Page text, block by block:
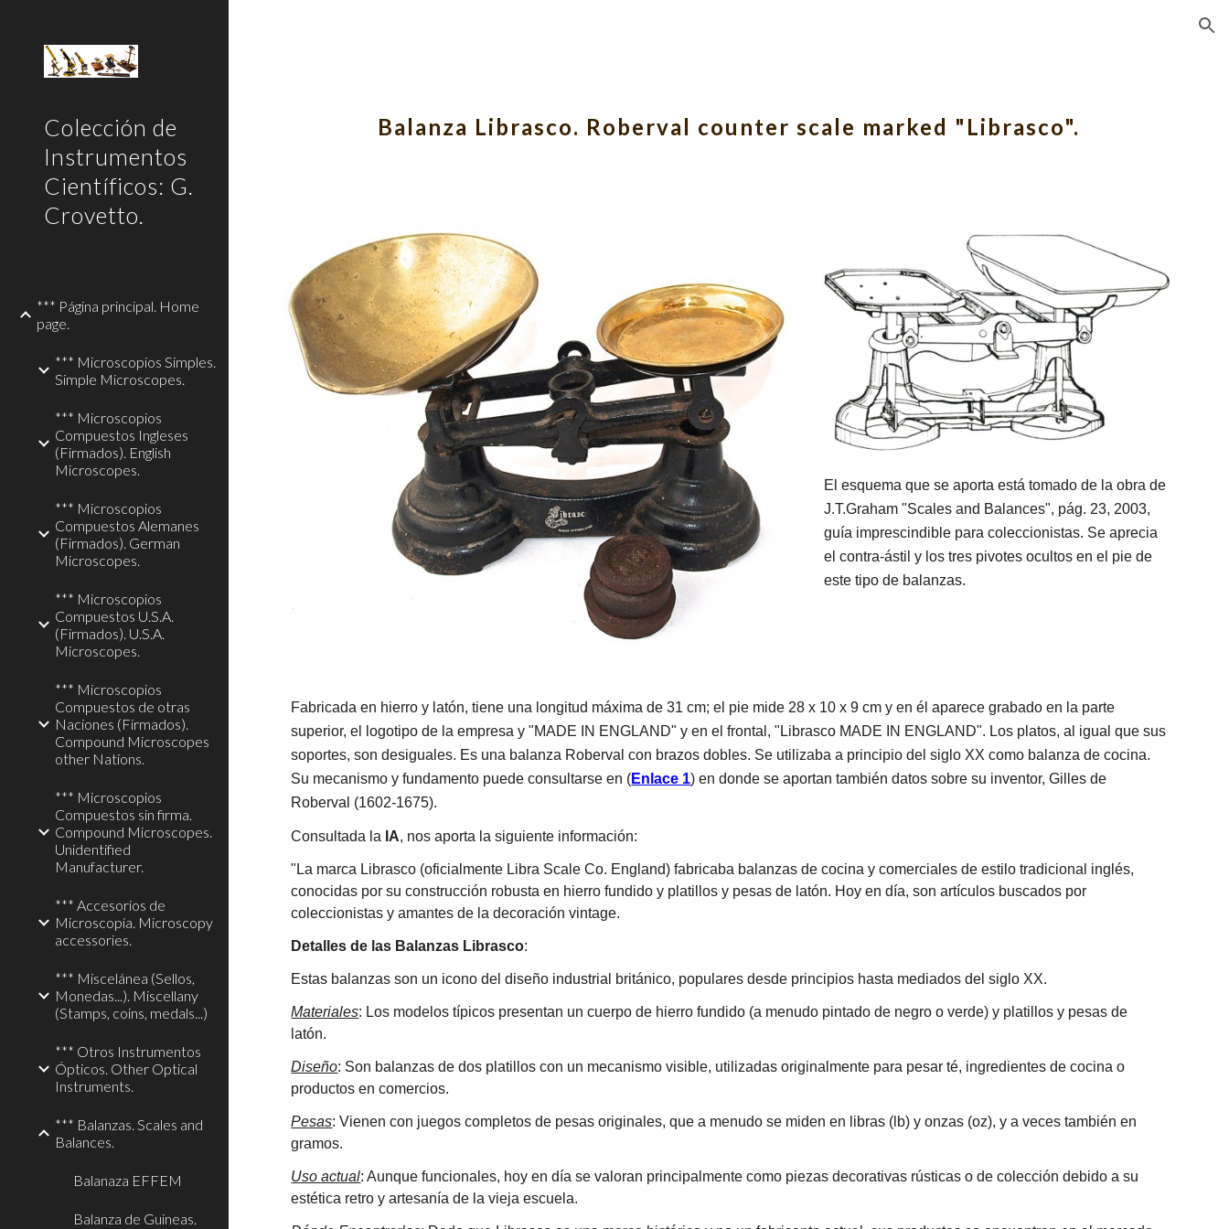
Colección de
Instrumentos
Científicos: G.
Crovetto.
*** Página principal. Home
page.
*** Microscopios Simples.
Simple Microscopes.
*** Microscopios
Compuestos Ingleses
(Firmados). English
Microscopes.
*** Microscopios
Compuestos Alemanes
(Firmados). German
Microscopes.
*** Microscopios
Compuestos U.S.A.
(Firmados). U.S.A.
Microscopes.
*** Microscopios
Compuestos de otras
Naciones (Firmados).
Compound Microscopes
other Nations.
*** Microscopios
Compuestos sin firma.
Compound Microscopes.
Unidentified
Manufacturer.
*** Accesorios de
Microscopía. Microscopy
accessories.
*** Miscelánea (Sellos,
Monedas...). Miscellany
(Stamps, coins, medals...)
*** Otros Instrumentos
Ópticos. Other Optical
Instruments.
*** Balanzas. Scales and
Balances.
Balanaza EFFEM
Balanza de Guineas.
Balanza Librasco. Roberval counter scale marked "Librasco".
El esquema que se aporta está tomado de la obra de
J.T.Graham "Scales and Balances", pág. 23, 2003,
guía imprescindible para coleccionistas. Se aprecia
el contra-ástil y los tres pivotes ocultos en el pie de
este tipo de balanzas.
Fabricada en hierro y latón, tiene una longitud máxima de 31 cm; el pie mide 28 x 10 x 9 cm y en él aparece grabado en la parte
superior, el logotipo de la empresa y "MADE IN ENGLAND" y en el frontal, "Librasco MADE IN ENGLAND". Los platos, al igual que sus
soportes, son desiguales. Es una balanza Roberval con brazos dobles. Se utilizaba a principio del siglo XX como balanza de cocina.
Su mecanismo y fundamento puede consultarse en (Enlace 1) en donde se aportan también datos sobre su inventor, Gilles de
Roberval (1602-1675).
Consultada la IA, nos aporta la siguiente información:
"La marca Librasco (oficialmente Libra Scale Co. England) fabricaba balanzas de cocina y comerciales de estilo tradicional inglés,
conocidas por su construcción robusta en hierro fundido y platillos y pesas de latón. Hoy en día, son artículos buscados por
coleccionistas y amantes de la decoración vintage.
Detalles de las Balanzas Librasco:
Estas balanzas son un icono del diseño industrial británico, populares desde principios hasta mediados del siglo XX.
Materiales: Los modelos típicos presentan un cuerpo de hierro fundido (a menudo pintado de negro o verde) y platillos y pesas de
latón.
Diseño: Son balanzas de dos platillos con un mecanismo visible, utilizadas originalmente para pesar té, ingredientes de cocina o
productos en comercios.
Pesas: Vienen con juegos completos de pesas originales, que a menudo se miden en libras (lb) y onzas (oz), y a veces también en
gramos.
Uso actual: Aunque funcionales, hoy en día se valoran principalmente como piezas decorativas rústicas o de colección debido a su
estética retro y artesanía de la vieja escuela.